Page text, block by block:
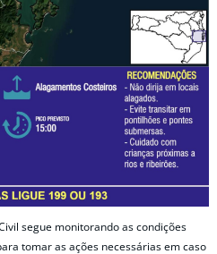
segue monitorando as condições
tomar as ações necessárias em caso